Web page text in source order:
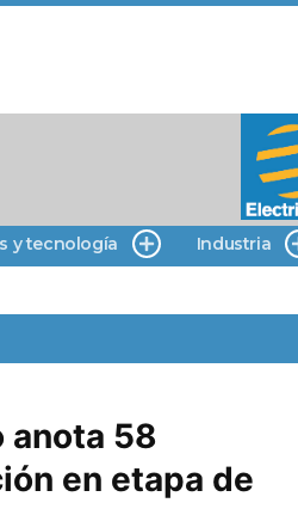
y tecnología Industria
anota 58
en etapa de